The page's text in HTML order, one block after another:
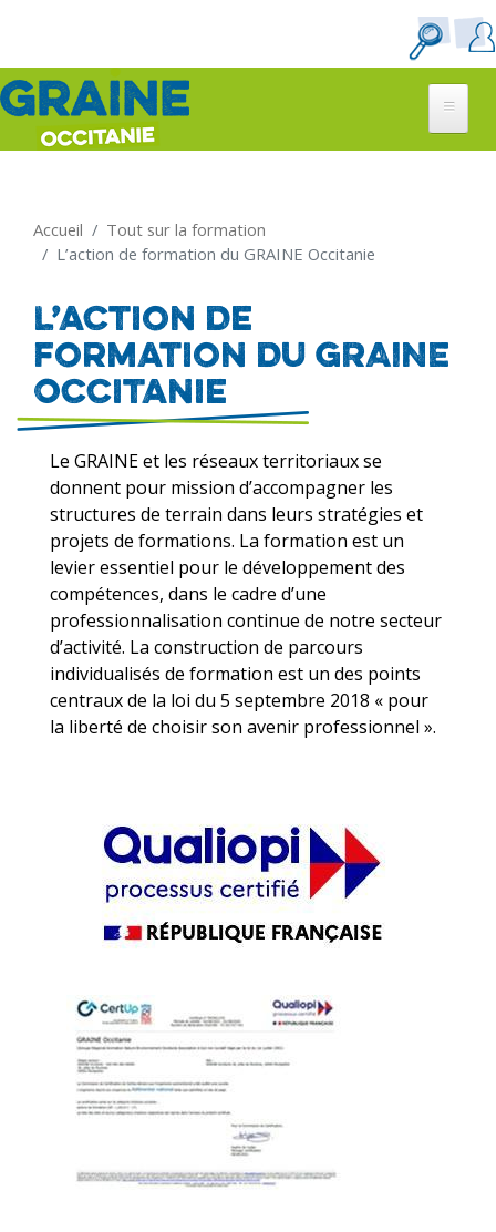
contenu
Accueil
Tout sur la formation
L’action de formation du GRAINE Occitanie
L’action de
formation du GRAINE
Occitanie
Le GRAINE et les réseaux territoriaux se
donnent pour mission d’accompagner les
structures de terrain dans leurs stratégies et
projets de formations. La formation est un
levier essentiel pour le développement des
compétences, dans le cadre d’une
professionnalisation continue de notre secteur
d’activité. La construction de parcours
individualisés de formation est un des points
centraux de la loi du 5 septembre 2018 « pour
la liberté de choisir son avenir professionnel ».
Image
Image